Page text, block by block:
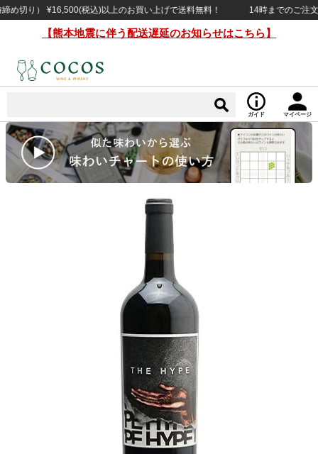
り） ¥16,500(税込)以上のお買い上げで送料無料！ 14時までのご注文で
【熊本地震に伴う配送遅延のお知らせはこちら】
ガイド マイページ